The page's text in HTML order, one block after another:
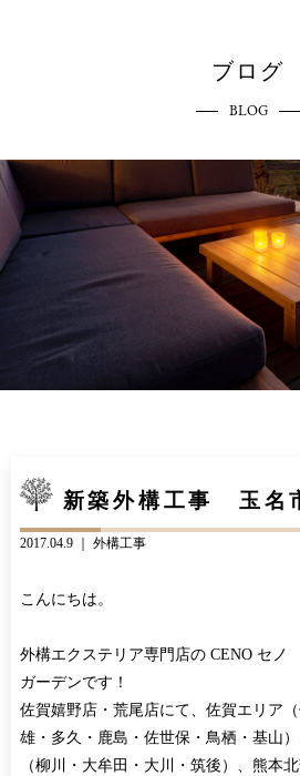
ホーム
HOME
エ
お問い合わせ
CONTACT
ブログ
BLOG
新築外構工事 玉名
2017.04.9 ｜ 外構工事
こんにちは。
外構エクステリア専門店の CENO セ
ガーデンです！
佐賀嬉野店・荒尾店にて、佐賀エリア
雄・多久・鹿島・佐世保・鳥栖・基山
（柳川・大牟田・大川・筑後）、熊本